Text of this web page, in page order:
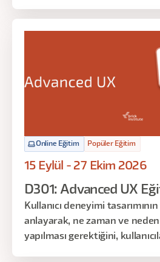
tasarımın iş hedeflerine
Online Eğitim Popüler Eğitim
15 Eylül - 27 Ekim 2026
D301: Advanced UX
Kullanıcı deneyimi
anlayarak, ne zaman ve
yapılması gerektiğini,